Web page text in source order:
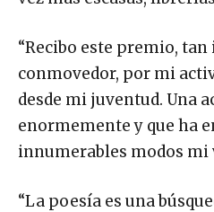
“Recibo este premio,
conmovedor, por mi
desde mi juventud. Una
enormemente y que ha
innumerables modos mi
“La poesía es una